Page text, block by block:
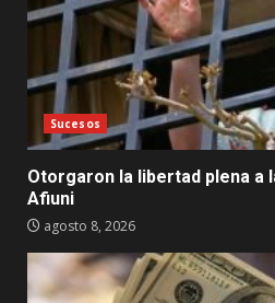
Sucesos
Otorgaron la libertad plena a
Afiuni
agosto 8, 2026